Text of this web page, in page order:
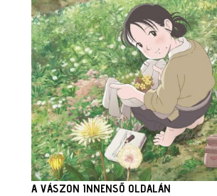
A VÁSZON INNENSŐ OLDALÁN